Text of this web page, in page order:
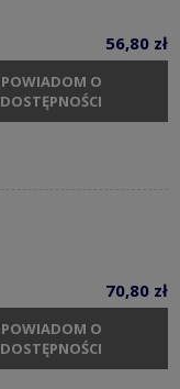
56,80 zł
POWIADOM O
DOSTĘPNOŚCI
70,80 zł
POWIADOM O
DOSTĘPNOŚCI